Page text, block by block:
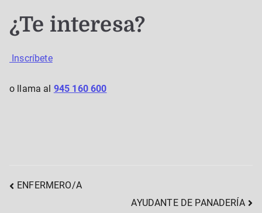
¿Te interesa?
Inscríbete
o llama al 945 160 600
Post
ENFERMERO/A
AYUDANTE DE PANADERÍA